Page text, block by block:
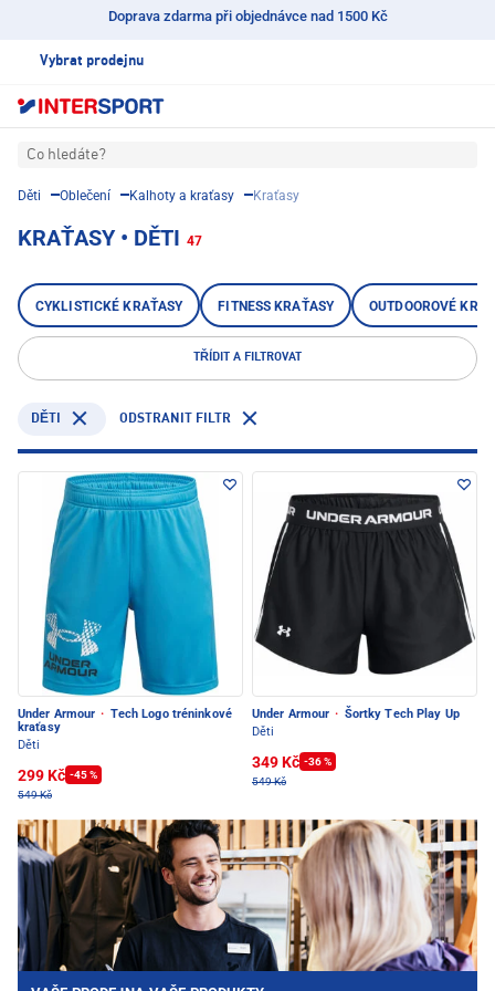
Doprava zdarma při objednávce nad 1500 Kč
Vybrat prodejnu
Co hledáte?
Děti Oblečení Kalhoty a kraťasy Kraťasy
KRAŤASY • DĚTI 47
CYKLISTICKÉ KRAŤASY FITNESS KRAŤASY OUTDOOROVÉ
TŘÍDIT A FILTROVAT
DĚTI ODSTRANIT FILTR
Under Armour · Tech Logo tréninkové
kraťasy
Děti
299 Kč -45 %
549 Kč
Under Armour · Šortky Tech Play Up
Děti
349 Kč -36 %
549 Kč